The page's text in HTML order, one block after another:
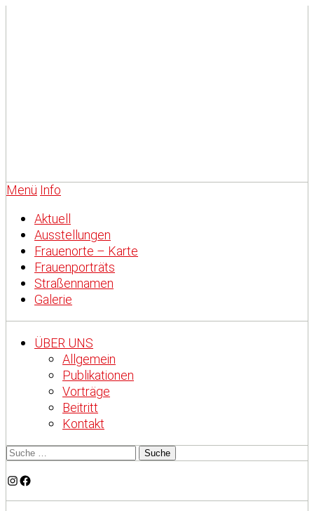
Menü Info
Aktuell
Ausstellungen
Frauenorte – Karte
Frauenporträts
Straßennamen
Galerie
ÜBER UNS
Allgemein
Publikationen
Vorträge
Beitritt
Kontakt
Instagram
Facebook